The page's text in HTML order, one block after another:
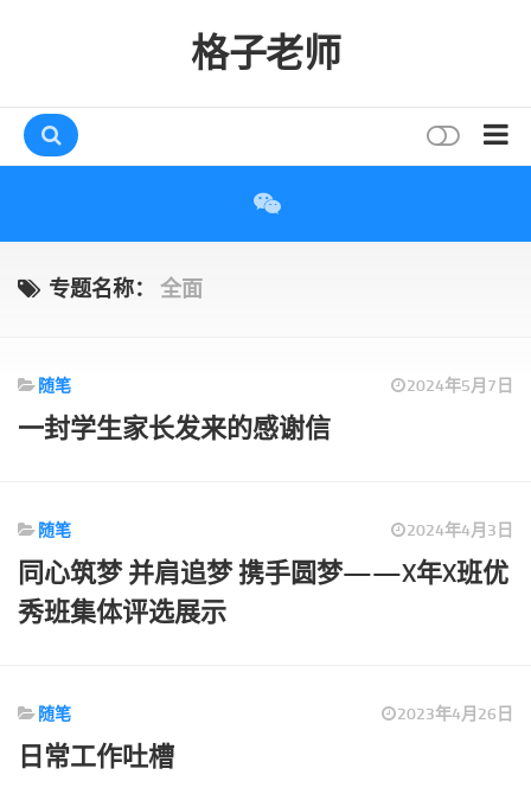
格子老师
互动
标签
论坛
论坛搜索
关于
博客树
专题名称： 全面
随笔 2024年5月7日
一封学生家长发来的感谢信
随笔 2024年4月3日
同心筑梦 并肩追梦 携手圆梦——X年X班优
秀班集体评选展示
随笔 2023年4月26日
日常工作吐槽